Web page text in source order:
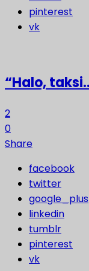
pinterest
vk
“Halo,
2
0
Share
facebook
twitter
google_plus
linkedin
tumblr
pinterest
vk